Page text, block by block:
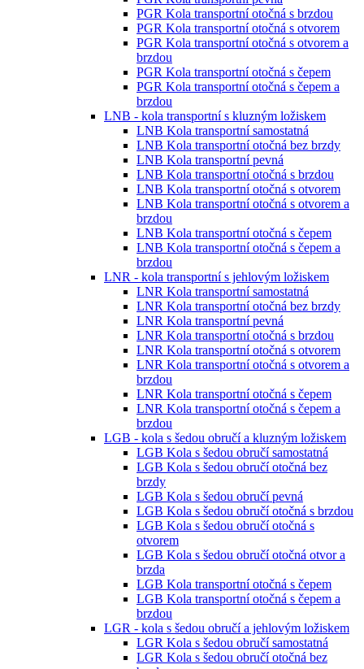
PGR Kola transportní otočná s brzdou
PGR Kola transportní otočná s otvorem
PGR Kola transportní otočná s otvorem a
brzdou
PGR Kola transportní otočná s čepem
PGR Kola transportní otočná s čepem a
brzdou
LNB - kola transportní s kluzným ložiskem
LNB Kola transportní samostatná
LNB Kola transportní otočná bez brzdy
LNB Kola transportní pevná
LNB Kola transportní otočná s brzdou
LNB Kola transportní otočná s otvorem
LNB Kola transportní otočná s otvorem a
brzdou
LNB Kola transportní otočná s čepem
LNB Kola transportní otočná s čepem a
brzdou
LNR - kola transportní s jehlovým ložiskem
LNR Kola transportní samostatná
LNR Kola transportní otočná bez brzdy
LNR Kola transportní pevná
LNR Kola transportní otočná s brzdou
LNR Kola transportní otočná s otvorem
LNR Kola transportní otočná s otvorem a
brzdou
LNR Kola transportní otočná s čepem
LNR Kola transportní otočná s čepem a
brzdou
LGB - kola s šedou obručí a kluzným ložiskem
LGB Kola s šedou obručí samostatná
LGB Kola s šedou obručí otočná bez
brzdy
LGB Kola s šedou obručí pevná
LGB Kola s šedou obručí otočná s brzdou
LGB Kola s šedou obručí otočná s
otvorem
LGB Kola s šedou obručí otočná otvor a
brzda
LGB Kola transportní otočná s čepem
LGB Kola transportní otočná s čepem a
brzdou
LGR - kola s šedou obručí a jehlovým ložiskem
LGR Kola s šedou obručí samostatná
LGR Kola s šedou obručí otočná bez